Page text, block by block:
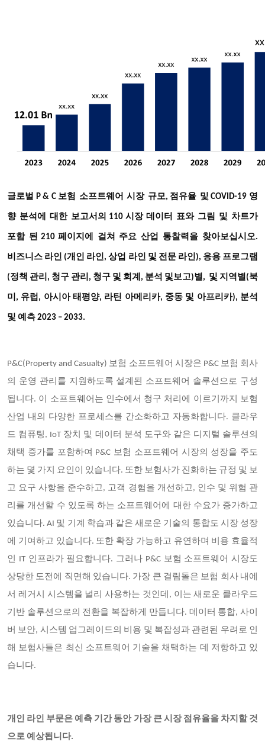
글로벌 P & C 보험 소프트웨어 시장 규모, 점유율 및COVID-19 영
향 분석에 대한 보고서의 110 시장 데이터 표와 그림 및 차트가
포함 된 210 페이지에 걸쳐 주요 산업 통찰력을 찾아보십시오 .
비즈니스 라인 (개인 라인, 상업 라인 및 전문 라인), 응용 프로그램
(정책 관리, 청구 관리, 청구 및 회계, 분석 및보고)별, 및 지역별(북
미, 유럽, 아시아 태평양, 라틴 아메리카, 중동 및 아프리카), 분석
및 예측 2023 – 2033.
P&C(Property and Casualty) 보험 소프트웨어 시장은 P&C 보험 회사
의 운영 관리를 지원하도록 설계된 소프트웨어 솔루션으로 구성
됩니다. 이 소프트웨어는 인수에서 청구 처리에 이르기까지 보험
산업 내의 다양한 프로세스를 간소화하고 자동화합니다. 클라우
드 컴퓨팅, IoT 장치 및 데이터 분석 도구와 같은 디지털 솔루션의
채택 증가를 포함하여 P&C 보험 소프트웨어 시장의 성장을 주도
하는 몇 가지 요인이 있습니다. 또한 보험사가 진화하는 규정 및 보
고 요구 사항을 준수하고, 고객 경험을 개선하고, 인수 및 위험 관
리를 개선할 수 있도록 하는 소프트웨어에 대한 수요가 증가하고
있습니다. AI 및 기계 학습과 같은 새로운 기술의 통합도 시장 성장
에 기여하고 있습니다. 또한 확장 가능하고 유연하며 비용 효율적
인 IT 인프라가 필요합니다. 그러나 P&C 보험 소프트웨어 시장도
상당한 도전에 직면해 있습니다. 가장 큰 걸림돌은 보험 회사 내에
서 레거시 시스템을 널리 사용하는 것인데, 이는 새로운 클라우드
기반 솔루션으로의 전환을 복잡하게 만듭니다. 데이터 통합, 사이
버 보안, 시스템 업그레이드의 비용 및 복잡성과 관련된 우려로 인
해 보험사들은 최신 소프트웨어 기술을 채택하는 데 저항하고 있
습니다.
개인 라인 부문은 예측 기간 동안 가장 큰 시장 점유율을 차지할 것
으로 예상됩니다.